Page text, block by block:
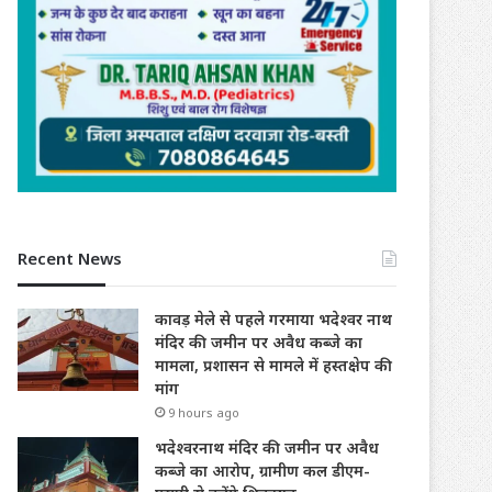
Recent News
कावड़ मेले से पहले गरमाया भदेश्वर नाथ
मंदिर की जमीन पर अवैध कब्जे का
मामला, प्रशासन से मामले में हस्तक्षेप की
मांग
9 hours ago
भदेश्वरनाथ मंदिर की जमीन पर अवैध
कब्जे का आरोप, ग्रामीण कल डीएम-